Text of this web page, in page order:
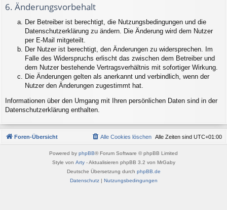
6. Änderungsvorbehalt
Der Betreiber ist berechtigt, die Nutzungsbedingungen und die
Datenschutzerklärung zu ändern. Die Änderung wird dem Nutzer
per E-Mail mitgeteilt.
Der Nutzer ist berechtigt, den Änderungen zu widersprechen. Im
Falle des Widerspruchs erlischt das zwischen dem Betreiber und
dem Nutzer bestehende Vertragsverhältnis mit sofortiger Wirkung.
Die Änderungen gelten als anerkannt und verbindlich, wenn der
Nutzer den Änderungen zugestimmt hat.
Informationen über den Umgang mit Ihren persönlichen Daten sind in der
Datenschutzerklärung enthalten.
Foren-Übersicht Alle Zeiten sind UTC+01:00
Alle Cookies löschen
Powered by phpBB® Forum Software © phpBB Limited
Style von Arty- Aktualisieren phpBB 3.2 von MrGaby
Deutsche Übersetzung durch phpBB.de
Datenschutz| Nutzungsbedingungen